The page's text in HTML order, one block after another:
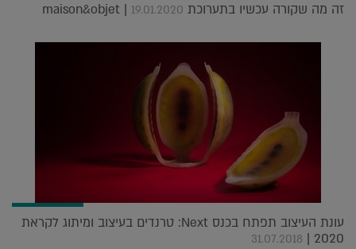
זה מה שקורה עכשיו בתערוכת maison&objet | 19.01.2020
עונת העיצוב תפתח בכנס Next: טרנדים בעיצוב ומיתוג לקראת
2020 |
31.07.2018